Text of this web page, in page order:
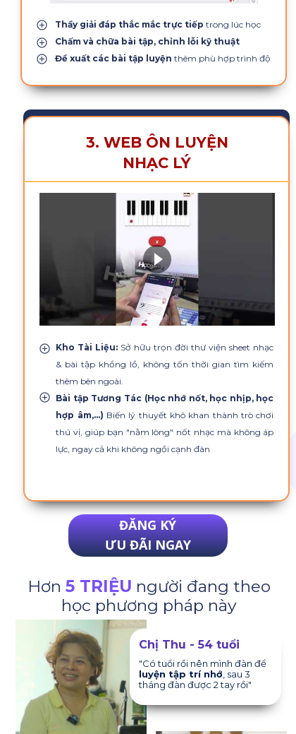
3. WEB ÔN LUYỆN
NHẠC LÝ
Kho Tài Liệu: Sở hữu trọn đời thư viện sheet nhạc
& bài tập khổng lồ, không tốn thời gian tìm kiếm
thêm bên ngoài.
Bài tập Tương Tác (Học nhớ nốt, học nhịp, học
hợp âm,...) Biến lý thuyết khô khan thành trò chơi
thú vị, giúp bạn "nằm lòng" nốt nhạc mà không áp
lực, ngay cả khi không ngồi cạnh đàn
Thầy giải đáp thắc mắc trực tiếp trong lúc học
Chấm và chữa bài tập, chỉnh lỗi kỹ thuật
Đề xuất các bài tập luyện thêm phù hợp trình độ
ĐĂNG KÝ
ƯU ĐÃI NGAY
Chị Thu - 54 tuổi
"Có tuổi rồi nên mình đàn để
luyện tập trí nhớ , sau 3
tháng đàn được 2 tay rồi"
Hơn 5 TRIỆU người đang theo
học phương pháp này